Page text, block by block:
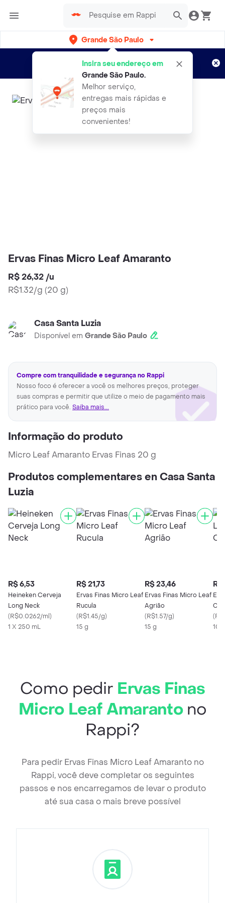
Grande São Paulo
Insira seu endereço em
Grande São Paulo.
Melhor serviço,
entregas mais rápidas e
preços mais
convenientes!
Entregas grátis por 15 dias!
Aplicam T&C
Ervas Finas Micro Leaf Amaranto
R$ 26,32 /u
R$1.32/g (20 g)
Casa Santa Luzia
Disponível em Grande São Paulo
Compre com tranquilidade e segurança no Rappi
Nosso foco é oferecer a você os melhores preços, proteger
suas compras e permitir que utilize o meio de pagamento mais
prático para você. Saiba mais...
Informação do produto
Micro Leaf Amaranto Ervas Finas 20 g
Produtos complementares en Casa Santa
Luzia
R$ 6,53
Heineken Cerveja
Long Neck
(R$0.0262/ml)
1 X 250 mL
R$ 21,73
Ervas Finas Micro Leaf
Rucula
(R$1.45/g)
15 g
R$ 23,46
Ervas Finas Micro Leaf
Agrião
(R$1.57/g)
15 g
R$
(
10 g
Como pedir Ervas Finas
Micro Leaf Amarantono
Rappi?
Para pedir Ervas Finas Micro Leaf Amaranto no
Rappi, você deve completar os seguintes
passos e nos encarregamos de levar o produto
até sua casa o mais breve possível